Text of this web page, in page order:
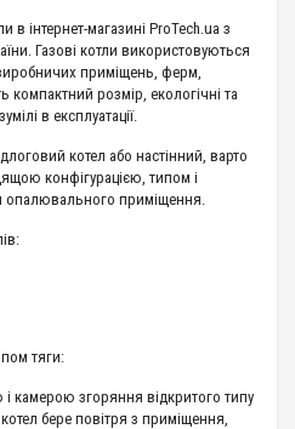
в інтернет-магазині ProTech.ua з
Газові котли використовуються
приміщень, ферм,
розмір, екологічні та
в експлуатації.
котел або настінний, варто
конфігурацією, типом і
опалювального приміщення.
тяги:
камерою згоряння відкритого типу
бере повітря з приміщення,